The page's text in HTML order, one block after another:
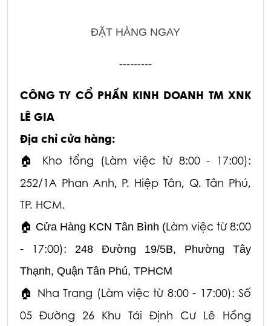
ĐẶT HÀNG NGAY
---------
CÔNG TY CỔ PHẦN KINH DOANH TM XNK
LÊ GIA
Địa chỉ cửa hàng:
🏠 Kho tổng (Làm việc từ 8:00 - 17:00):
252/1A Phan Anh, P. Hiệp Tân, Q. Tân Phú,
TP. HCM.
🏠 Cửa Hàng KCN Tân Bình (Làm việc từ 8:00
- 17:00):
248 Đường 19/5B, Phường Tây
Thạnh, Quận Tân Phú, TPHCM
🏠 Nha Trang (Làm việc từ 8:00 - 17:00): Số
05 Đường 26 Khu Tái Định Cư Lê Hồng